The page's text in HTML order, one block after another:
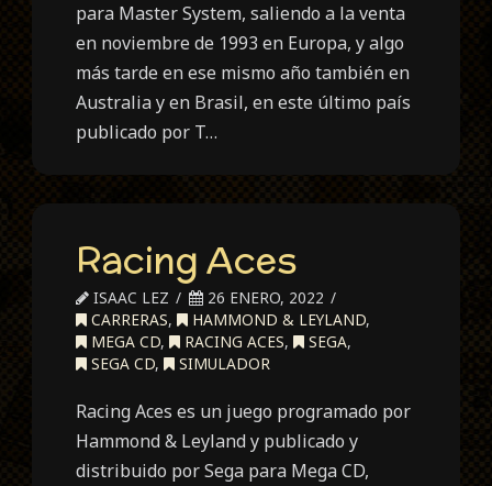
para Master System, saliendo a la venta
en noviembre de 1993 en Europa, y algo
más tarde en ese mismo año también en
Australia y en Brasil, en este último país
publicado por T…
Racing Aces
ISAAC LEZ
26 ENERO, 2022
CARRERAS, HAMMOND & LEYLAND,
MEGA CD, RACING ACES, SEGA,
SEGA CD, SIMULADOR
Racing Aces es un juego programado por
Hammond & Leyland y publicado y
distribuido por Sega para Mega CD,